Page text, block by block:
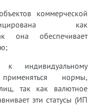
коммерческой
как
она обеспечивает
индивидуальному
нормы,
так как валютное
эти статусы (ИП